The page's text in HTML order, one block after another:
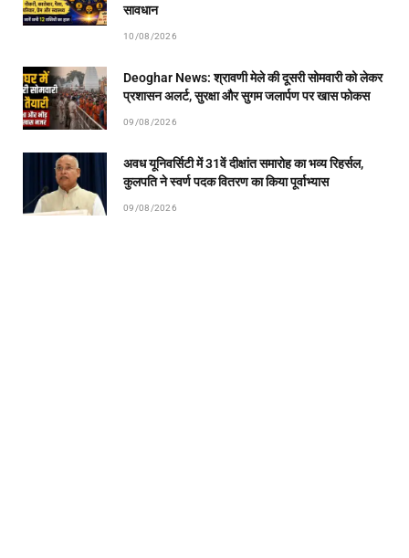
सावधान
10/08/2026
Deoghar News: श्रावणी मेले की दूसरी सोमवारी को लेकर
प्रशासन अलर्ट, सुरक्षा और सुगम जलार्पण पर खास फोकस
09/08/2026
अवध यूनिवर्सिटी में 31वें दीक्षांत समारोह का भव्य रिहर्सल,
कुलपति ने स्वर्ण पदक वितरण का किया पूर्वाभ्यास
09/08/2026